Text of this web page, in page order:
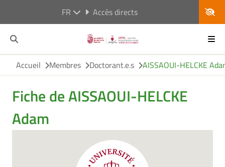
FR Accès directs
Accueil Membres Doctorant.e.s AISSAOUI-HELCKE
Fiche de AISSAOUI-HELCKE
Adam